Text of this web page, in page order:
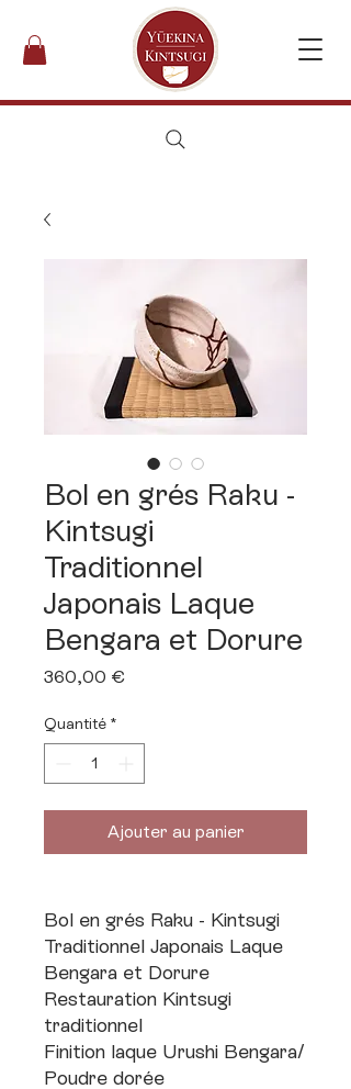
Bol en grés Raku -
Kintsugi
Traditionnel
Japonais Laque
Bengara et Dorure
360,00 €Prix
Quantité *
Ajouter au panier
Bol en grés Raku - Kintsugi
Traditionnel Japonais Laque
Bengara et Dorure
Restauration Kintsugi
traditionnel
Finition laque Urushi Bengara/
Poudre dorée